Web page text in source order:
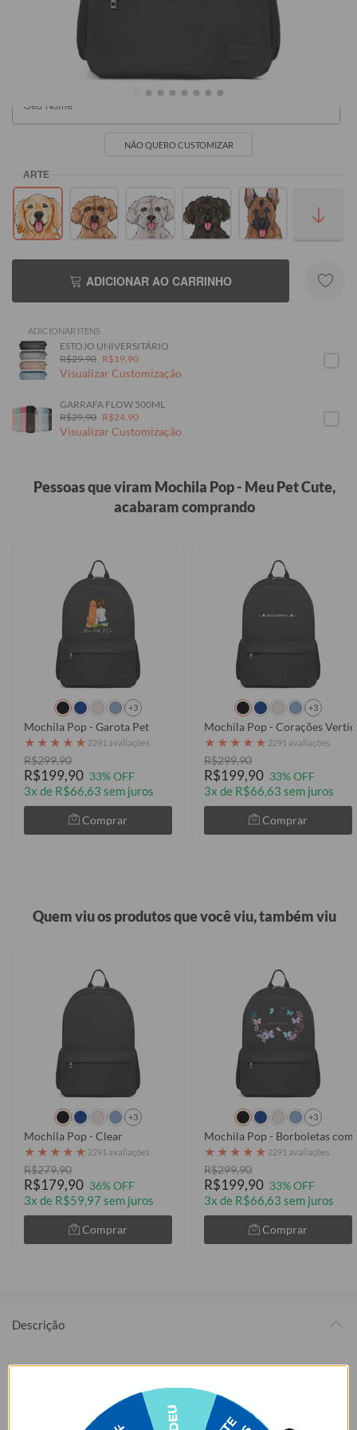
R$199,90
NÃO QUERO CUSTOMIZAR
ADICIONAR AO CARRINHO
ADICIONAR ITENS
ESTOJO UNIVERSITÁRIO
R$29,90 R$19,90
Visualizar Customização
GARRAFA FLOW 500ML
R$29,90 R$24,90
Visualizar Customização
Pessoas que viram Mochila Pop - Meu Pet Cute,
acabaram comprando
+3
Mochila Pop - Garota Pet
★ ★ ★ ★ ★ 2291 avaliações
R$299,90
R$199,90 33% OFF
3x de R$66,63 sem juros
Comprar
+3
Mochila Pop - Corações
★ ★ ★ ★ ★ 2291 avaliações
R$299,90
R$199,90 33% OFF
3x de R$66,63 sem juros
Comprar
Quem viu os produtos que você viu, também viu
+3
Mochila Pop - Clear
★ ★ ★ ★ ★ 2291 avaliações
R$279,90
R$179,90 36% OFF
3x de R$59,97 sem juros
Comprar
+3
Mochila Pop - Borboletas com
★ ★ ★ ★ ★ 2291 avaliações
R$299,90
R$199,90 33% OFF
3x de R$66,63 sem juros
Comprar
Descrição
Se você busca praticidade e design elegante, a Mochila Pop é
perfeita para você! Com espaço dedicado para o seu notebook, esta
mochila é essencial, leve e muito estilosa, atendendo todas suas
necessidades seja quais forem - trabalho, estudos, viagens. Ideal